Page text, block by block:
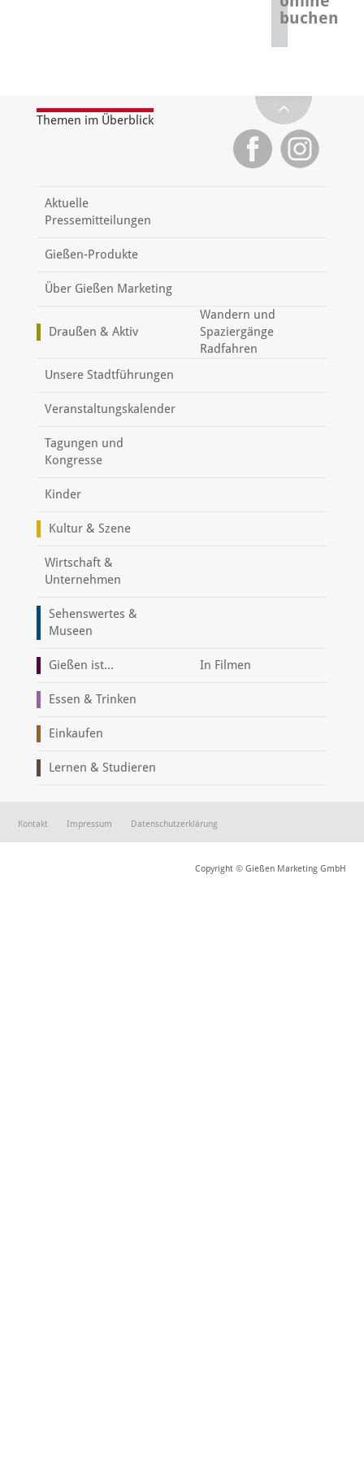
buchen
Themen im Überblick
Aktuelle
Pressemitteilungen
Gießen-Produkte
Über Gießen Marketing
Draußen & Aktiv
Wandern und
Spaziergänge
Radfahren
Unsere Stadtführungen
Veranstaltungskalender
Tagungen und
Kongresse
Kinder
Kultur & Szene
Wirtschaft &
Unternehmen
Sehenswertes &
Museen
Gießen ist... In Filmen
Essen & Trinken
Einkaufen
Lernen & Studieren
Kontakt Impressum Datenschutzerklärung
Copyright © Gießen Marketing GmbH